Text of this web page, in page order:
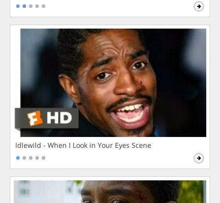
Idlewild - When I Look in Your Eyes Scene